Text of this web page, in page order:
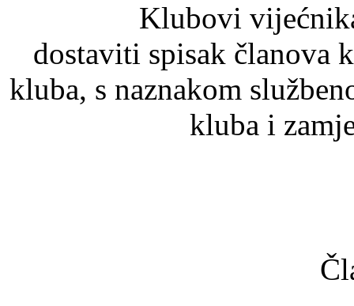
Klubovi vijećnika
dostaviti spisak članova
kluba, s naznakom
kluba i